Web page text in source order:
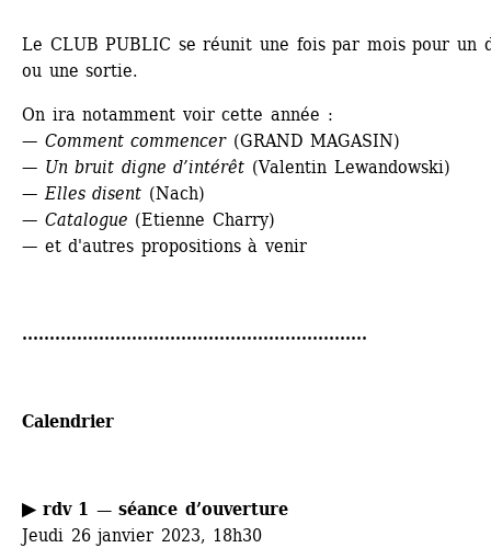
Le CLUB PUBLIC se réunit une fois par mois pour un
ou une sortie.
On ira notamment voir cette année :
— Comment commencer(GRAND MAGASIN)
— Un bruit digne d’intérêt (Valentin Lewandowski)
— Elles disent (Nach)
— Catalogue (Etienne Charry)
— et d'autres propositions à venir
...............................................................
Calendrier
▶ rdv 1 — séance d’ouverture
Jeudi 26 janvier 2023, 18h30